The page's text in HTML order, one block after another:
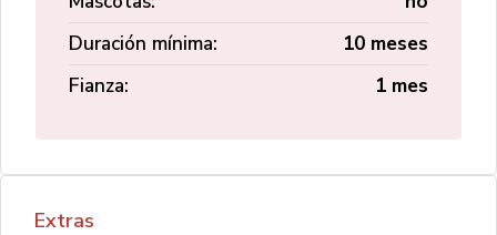
Duración mínima:
10 meses
Fianza:
1 mes
Extras